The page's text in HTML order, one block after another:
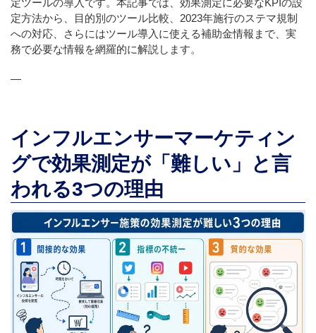
定方法から、目的別のツール比較、2023年施行のステマ規制
への対応、さらにはツール導入に使える補助金情報まで、実
務で必要な情報を網羅的に解説します。
—
インフルエンサーマーケティン
グで効果測定が「難しい」と言
われる3つの理由